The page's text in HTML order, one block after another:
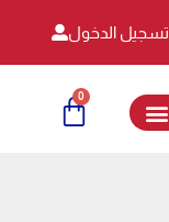
تسجيل الدخول
0
Cart